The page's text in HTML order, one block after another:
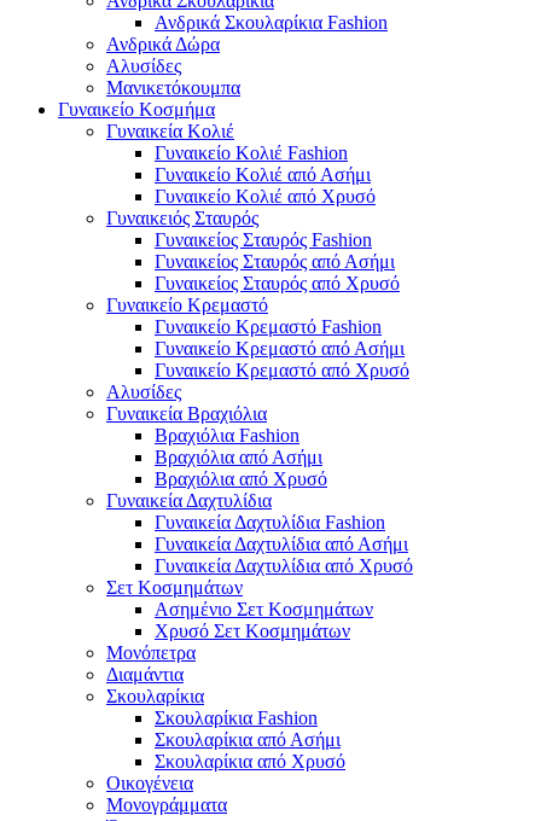
Ανδρικά Σκουλαρίκια Fashion
Ανδρικά Δώρα
Αλυσίδες
Μανικετόκουμπα
Γυναικείο Κοσμήμα
Γυναικεία Κολιέ
Γυναικείο Κολιέ Fashion
Γυναικείο Κολιέ από Ασήμι
Γυναικείο Κολιέ από Χρυσό
Γυναικειός Σταυρός
Γυναικείος Σταυρός Fashion
Γυναικείος Σταυρός από Ασήμι
Γυναικείος Σταυρός από Χρυσό
Γυναικείο Κρεμαστό
Γυναικείο Κρεμαστό Fashion
Γυναικείο Κρεμαστό από Ασήμι
Γυναικείο Κρεμαστό από Χρυσό
Αλυσίδες
Γυναικεία Βραχιόλια
Βραχιόλια Fashion
Βραχιόλια από Ασήμι
Βραχιόλια από Χρυσό
Γυναικεία Δαχτυλίδια
Γυναικεία Δαχτυλίδια Fashion
Γυναικεία Δαχτυλίδια από Ασήμι
Γυναικεία Δαχτυλίδια από Χρυσό
Σετ Κοσμημάτων
Ασημένιο Σετ Κοσμημάτων
Χρυσό Σετ Κοσμημάτων
Μονόπετρα
Διαμάντια
Σκουλαρίκια
Σκουλαρίκια Fashion
Σκουλαρίκια από Ασήμι
Σκουλαρίκια από Χρυσό
Οικογένεια
Μονογράμματα